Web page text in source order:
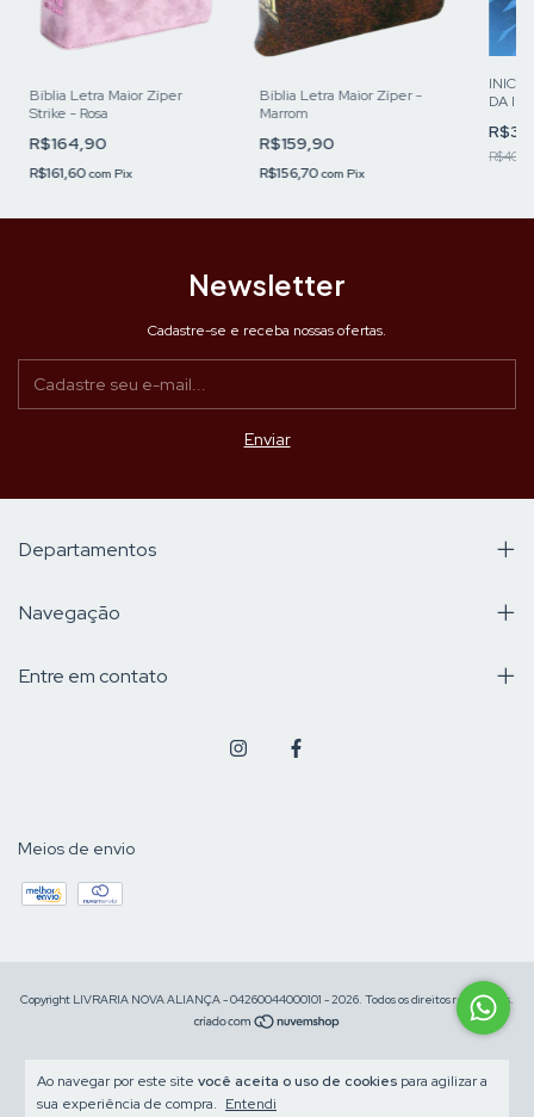
Ao navegar por este site você aceita o uso de cookies para agilizar a
sua experiência de compra. Entendi
Bíblia Letra Maior Zíper
Strike - Rosa
R$164,90
R$161,60com Pix
Bíblia Letra Maior Zíper -
Marrom
R$159,90
R$156,70com Pix
DA
Newsletter
Cadastre-se e receba nossas ofertas.
Departamentos
Navegação
Entre em contato
Meios de envio
Copyright LIVRARIA NOVA ALIANÇA - 04260044000101 - 2026. Todos os direitos reservados.